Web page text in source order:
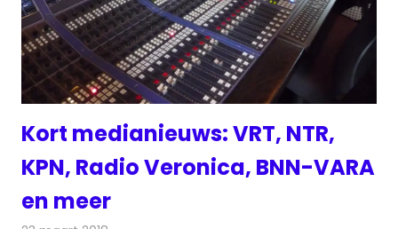
Kort medianieuws: VRT, NTR,
KPN, Radio Veronica, BNN-VARA
en meer